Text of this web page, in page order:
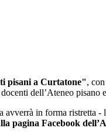
pisani a Curtatone",
dell’Ateneo pisano
in forma ristretta
pagina Facebook